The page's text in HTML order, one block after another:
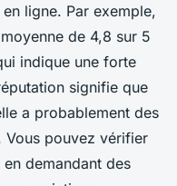
ligne. Par exemple,
de 4,8 sur 5
indique une forte
signifie que
a probablement des
Vous pouvez vérifier
demandant des